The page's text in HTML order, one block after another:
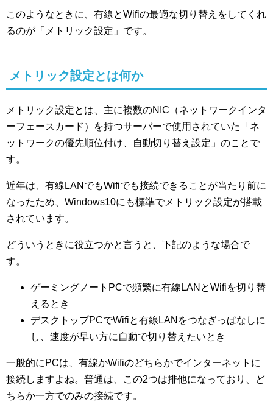
このようなときに、有線とWifiの最適な切り替えをしてくれ
るのが「メトリック設定」です。
メトリック設定とは何か
メトリック設定とは、主に複数のNIC（ネットワークインタ
ーフェースカード）を持つサーバーで使用されていた「ネ
ットワークの優先順位付け、自動切り替え設定」のことで
す。
近年は、有線LANでもWifiでも接続できることが当たり前に
なったため、Windows10にも標準でメトリック設定が搭載
されています。
どういうときに役立つかと言うと、下記のような場合で
す。
ゲーミングノートPCで頻繁に有線LANとWifiを切り替
えるとき
デスクトップPCでWifiと有線LANをつなぎっぱなしに
し、速度が早い方に自動で切り替えたいとき
一般的にPCは、有線かWifiのどちらかでインターネットに
接続しますよね。普通は、この2つは排他になっており、ど
ちらか一方でのみの接続です。